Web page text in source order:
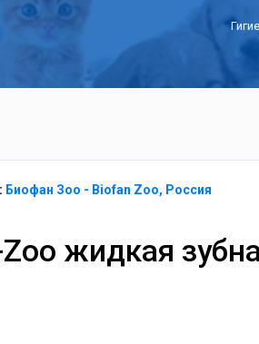
Биофан Зоо - Biofan Zoo, Россия
жидкая